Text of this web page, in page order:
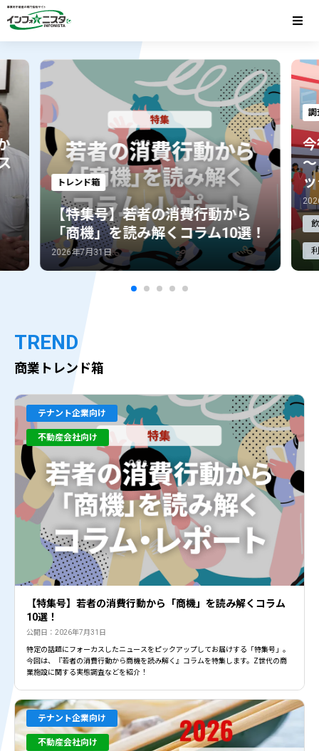
調査・マーケティング
今後の商業施設のあり方
〜メガトレンドからみる10大トピ
ックス〜
2026年6月12日
飲食 物販 サービス 商業施設
利用の変化
知
TREND
商業トレンド箱
【特集号】若者の消費行動から「商機」を読み解くコラム
10選！
公開日：2026年7月31日
特定の話題にフォーカスしたニュースをピックアップしてお届けする「特集号」。
今回は、『若者の消費行動から商機を読み解く』コラムを特集します。Z世代の商
業施設に関する実態調査などを紹介！
テナント企業向け
不動産会社向け
テナント企業向け
不動産会社向け